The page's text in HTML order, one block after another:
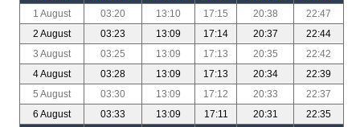
1 August
03:20 13:10 17:15 20:38
22:47
2 August
03:23 13:09 17:14 20:37
22:44
3 August
03:25 13:09 17:13 20:35
22:42
4 August
03:28 13:09 17:13 20:34
22:39
5 August
03:30 13:09 17:12 20:33
22:37
6 August
03:33 13:09 17:11 20:31
22:35